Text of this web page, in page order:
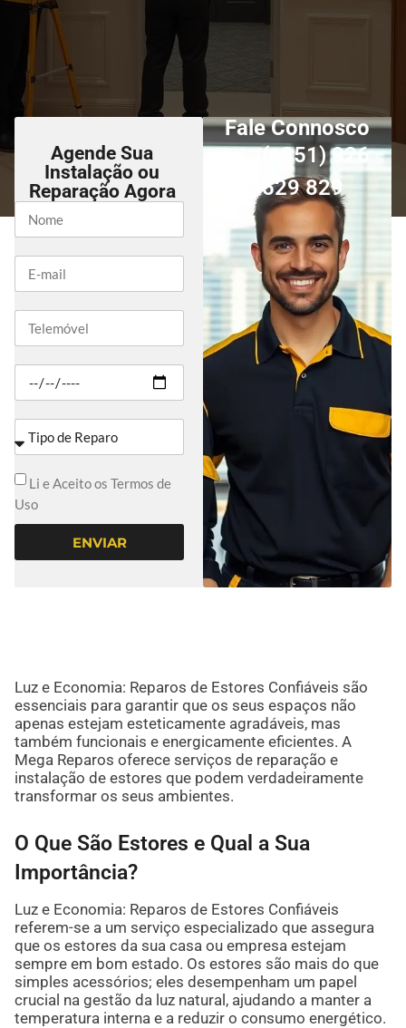
Agende Sua
Instalação ou
Reparação Agora
Li e Aceito os Termos de
Uso
ENVIAR
Fale Connosco
(+351) 926
529 829
Luz e Economia: Reparos de Estores Confiáveis são
essenciais para garantir que os seus espaços não
apenas estejam esteticamente agradáveis, mas
também funcionais e energicamente eficientes. A
Mega Reparos oferece serviços de reparação e
instalação de estores que podem verdadeiramente
transformar os seus ambientes.
O Que São Estores e Qual a Sua
Importância?
Luz e Economia: Reparos de Estores Confiáveis
referem-se a um serviço especializado que assegura
que os estores da sua casa ou empresa estejam
sempre em bom estado. Os estores são mais do que
simples acessórios; eles desempenham um papel
crucial na gestão da luz natural, ajudando a manter a
temperatura interna e a reduzir o consumo energético.